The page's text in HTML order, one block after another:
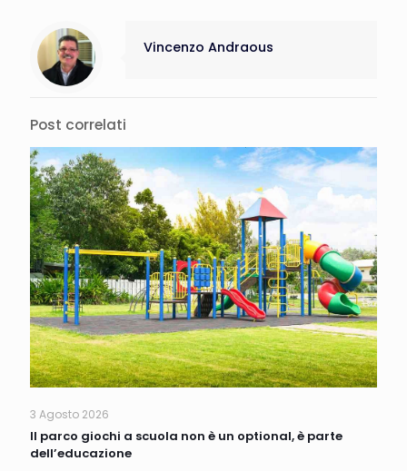
Vincenzo Andraous
Post correlati
3 Agosto 2026
Il parco giochi a scuola non è un optional, è parte
dell’educazione